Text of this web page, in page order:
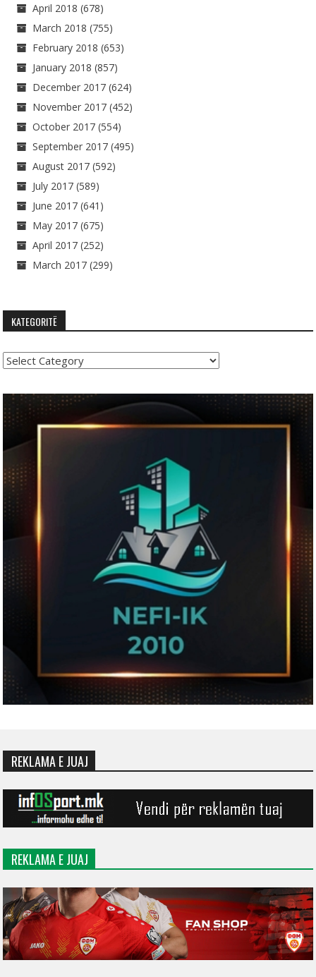
April 2018 (678)
March 2018 (755)
February 2018 (653)
January 2018 (857)
December 2017 (624)
November 2017 (452)
October 2017 (554)
September 2017 (495)
August 2017 (592)
July 2017 (589)
June 2017 (641)
May 2017 (675)
April 2017 (252)
March 2017 (299)
KATEGORITË
Kategoritë
REKLAMA E JUAJ
REKLAMA E JUAJ